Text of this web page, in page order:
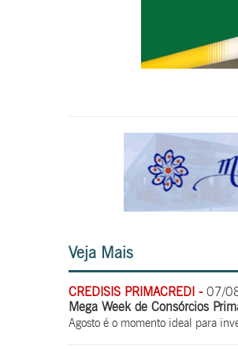
Veja Mais
CREDISIS PRIMACREDI -07/
Mega Week de Consórcios
Agosto é o momento ideal para